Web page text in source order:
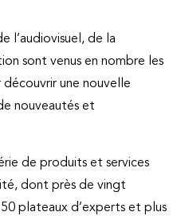
l’audiovisuel, de la
sont venus en nombre les
une nouvelle
nouveautés et
de produits et services
dont près de vingt
plateaux d’experts et plus